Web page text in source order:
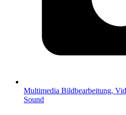
Multimedia Bildbearbeitung,
Sound